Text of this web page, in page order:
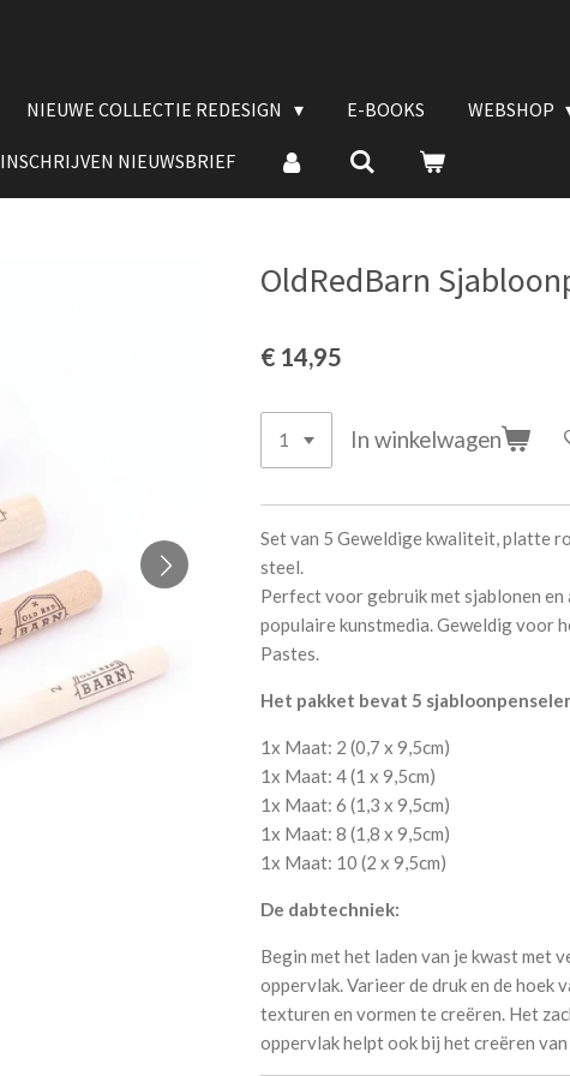
NIEUWE COLLECTIE REDESIGN E-BOOKS WEBSHOP
INSCHRIJVEN NIEUWSBRIEF
OldRedBarn
€ 14,95
In winkelwagen
Set van 5 Geweldige kwaliteit, platte
steel.
Perfect voor gebruik met sjablonen
populaire kunstmedia. Geweldig voor
Pastes.
Het pakket bevat 5
1x Maat: 2 (0,7 x 9,5cm)
1x Maat: 4 (1 x 9,5cm)
1x Maat: 6 (1,3 x 9,5cm)
1x Maat: 8 (1,8 x 9,5cm)
1x Maat: 10 (2 x 9,5cm)
De dabtechniek:
Begin met het laden van je kwast met
oppervlak. Varieer de druk en de hoek
texturen en vormen te creëren. Het
oppervlak helpt ook bij het creëren